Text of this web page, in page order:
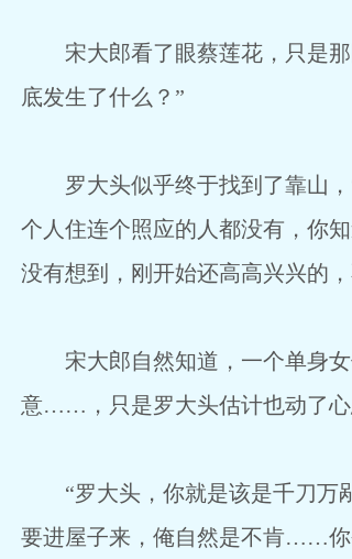
宋大郎看了眼蔡莲花，只是那
底发生了什么？”
罗大头似乎终于找到了靠山，
个人住连个照应的人都没有，你
没有想到，刚开始还高高兴兴的
宋大郎自然知道，一个单身女
意……，只是罗大头估计也动了心
“罗大头，你就是该是千刀万剐
要进屋子来，俺自然是不肯……